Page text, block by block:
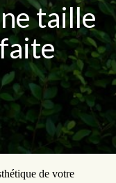
taille
de votre